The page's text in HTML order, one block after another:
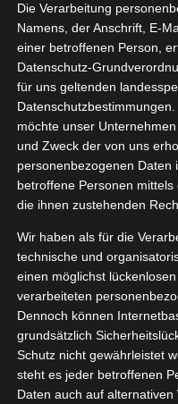
10, 2023
Kneipp VIP
Wellness
Vitamin
Oktober 31, 2023 |
Nahrungsergänzung
,
Die Verarbeitung
Namens, der Anschrift, E-
einer betroffenen Person,
Datenschutz-
für uns geltenden
möchte unser
und Zweck der von uns
personenbezogenen
betroffene Personen
die ihnen zustehenden
Wir haben als für die
technische und
einen möglichst
verarbeiteten
Dennoch können
grundsätzlich
Schutz nicht gewährleistet
steht es jeder betroffenen
Daten auch auf